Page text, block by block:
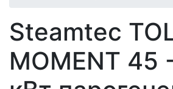
Steamtec
MOMENT 45